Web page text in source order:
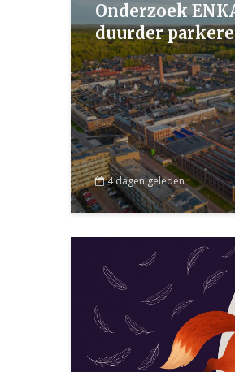
Onderzoek
duurder
4 dagen geleden